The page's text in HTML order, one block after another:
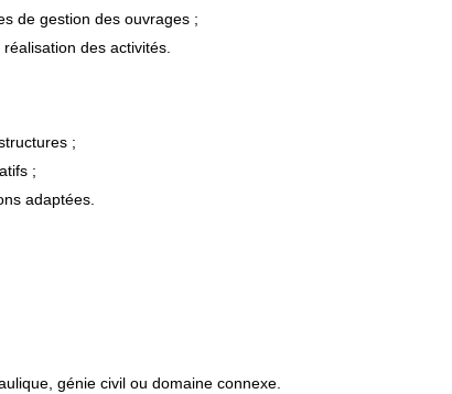
de gestion des ouvrages ;
des activités.
;
;
adaptées.
génie civil ou domaine connexe.